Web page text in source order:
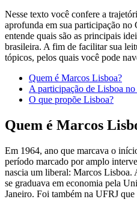
Nesse texto você confere a
aprofunda em sua participação
entende quais são as principais
brasileira. A fim de facilitar sua
tópicos, pelos quais você pode
Quem é Marcos Lisboa?
A participação de Lisboa
O que propõe Lisboa?
Quem é Marcos
Em 1964, ano que marcava o
período marcado por amplo
nascia um liberal: Marcos Lisboa.
se graduava em economia pela
Janeiro. Foi também na UFRJ